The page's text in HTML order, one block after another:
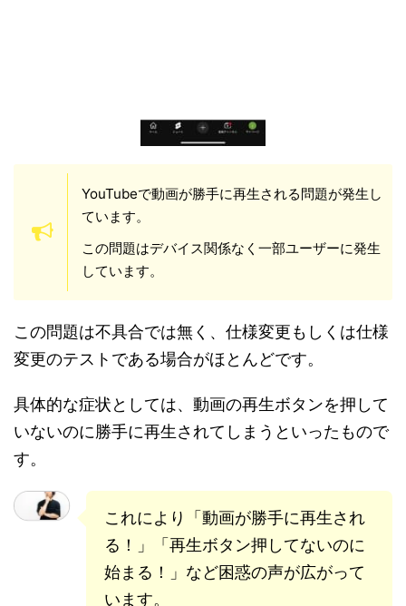
YouTubeで動画が勝手に再生される問題が発生し
ています。
この問題はデバイス関係なく一部ユーザーに発生
しています。
この問題は不具合では無く、仕様変更もしくは仕様
変更のテストである場合がほとんどです。
具体的な症状としては、動画の再生ボタンを押して
いないのに勝手に再生されてしまうといったもので
す。
これにより「動画が勝手に再生され
る！」「再生ボタン押してないのに
始まる！」など困惑の声が広がって
います。